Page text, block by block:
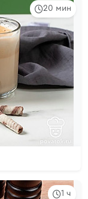
20 мин
1 ч